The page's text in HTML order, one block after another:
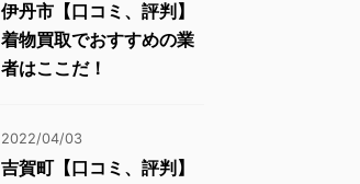
伊丹市【口コミ、評判】
着物買取でおすすめの業
者はここだ！
2022/04/03
吉賀町【口コミ、評判】